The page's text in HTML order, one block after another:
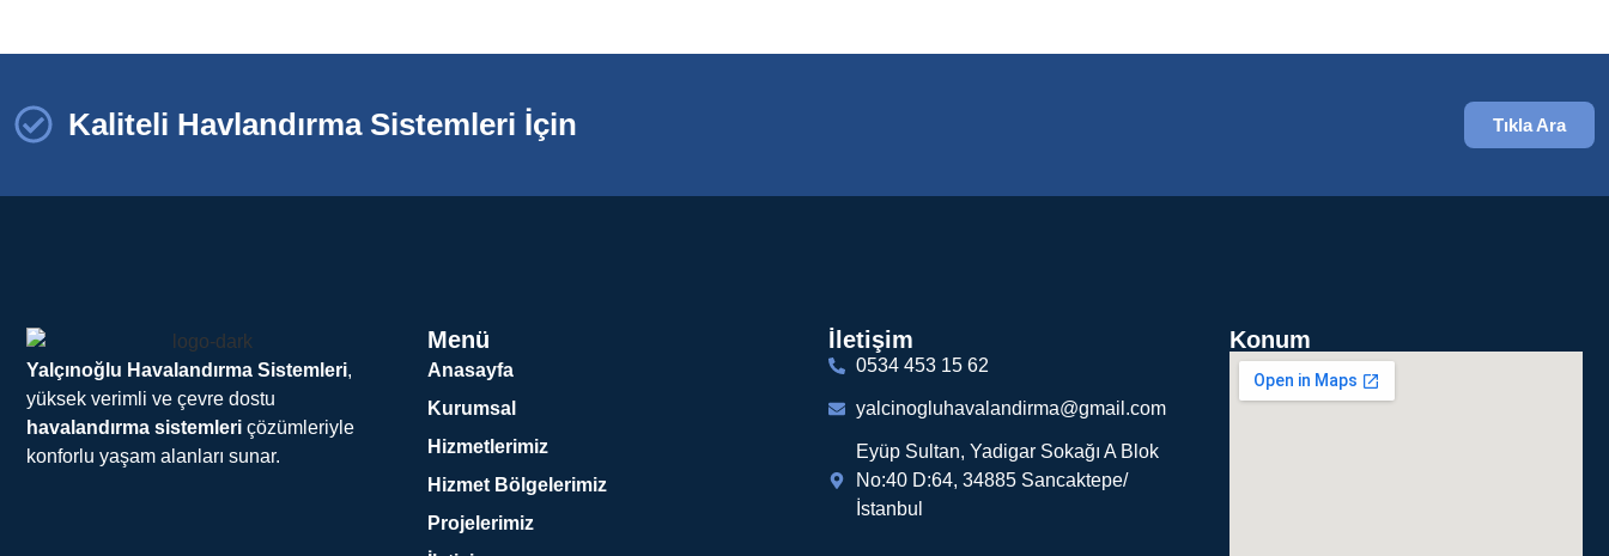
Kaliteli Havlandırma Sistemleri İçin Tıkla Ara
Yalçınoğlu Havalandırma Sistemleri,
yüksek verimli ve çevre dostu
havalandırma sistemleri çözümleriyle
konforlu yaşam alanları sunar.
Menü
Anasayfa
Kurumsal
Hizmetlerimiz
Hizmet Bölgelerimiz
Projelerimiz
İletişim
0534 453 15 62
yalcinogluhavalandirma@gmail.com
Eyüp Sultan, Yadigar Sokağı A Blok
No:40 D:64, 34885 Sancaktepe/
İstanbul
Konum